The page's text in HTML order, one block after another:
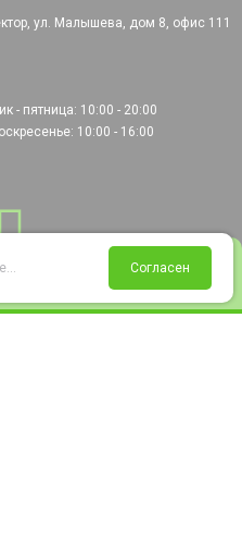
Избранное Корзина
ул. Малышева, дом 8, офис 111
- пятница: 10:00 - 20:00
10:00 - 16:00
Согласен